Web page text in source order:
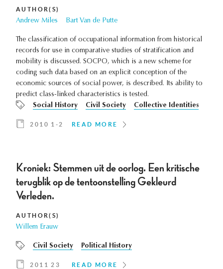
AUTHOR(S)
Andrew Miles Bart Van de Putte
The classification of occupational information from historical
records for use in comparative studies of stratification and
mobility is discussed. SOCPO, which is a new scheme for
coding such data based on an explicit conception of the
economic sources of social power, is described. Its ability to
predict class-linked characteristics is tested.
Social History
Civil Society Collective Identities
2010 1-2 READ MORE
Kroniek: Stemmen uit de oorlog. Een kritische
terugblik op de tentoonstelling Gekleurd
Verleden.
AUTHOR(S)
Willem Erauw
Civil Society Political History
2011 23 READ MORE